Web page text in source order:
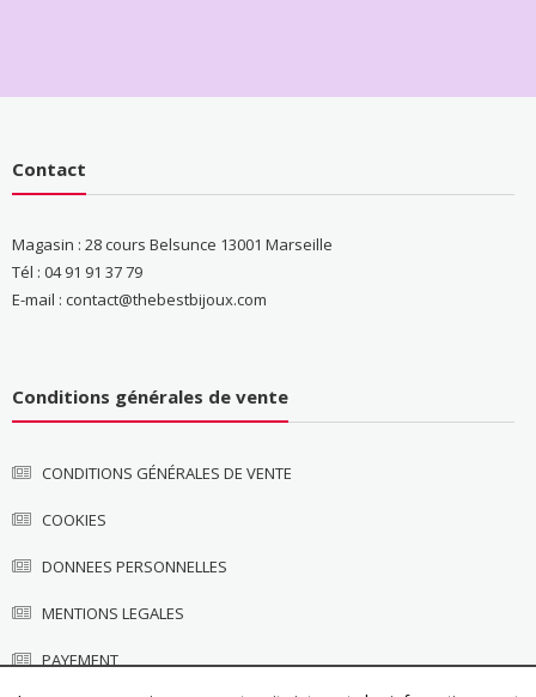
Contact
Magasin : 28 cours Belsunce 13001 Marseille
Tél : 04 91 91 37 79
E-mail : contact@thebestbijoux.com
Conditions générales de vente
CONDITIONS GÉNÉRALES DE VENTE
COOKIES
DONNEES PERSONNELLES
MENTIONS LEGALES
PAYEMENT